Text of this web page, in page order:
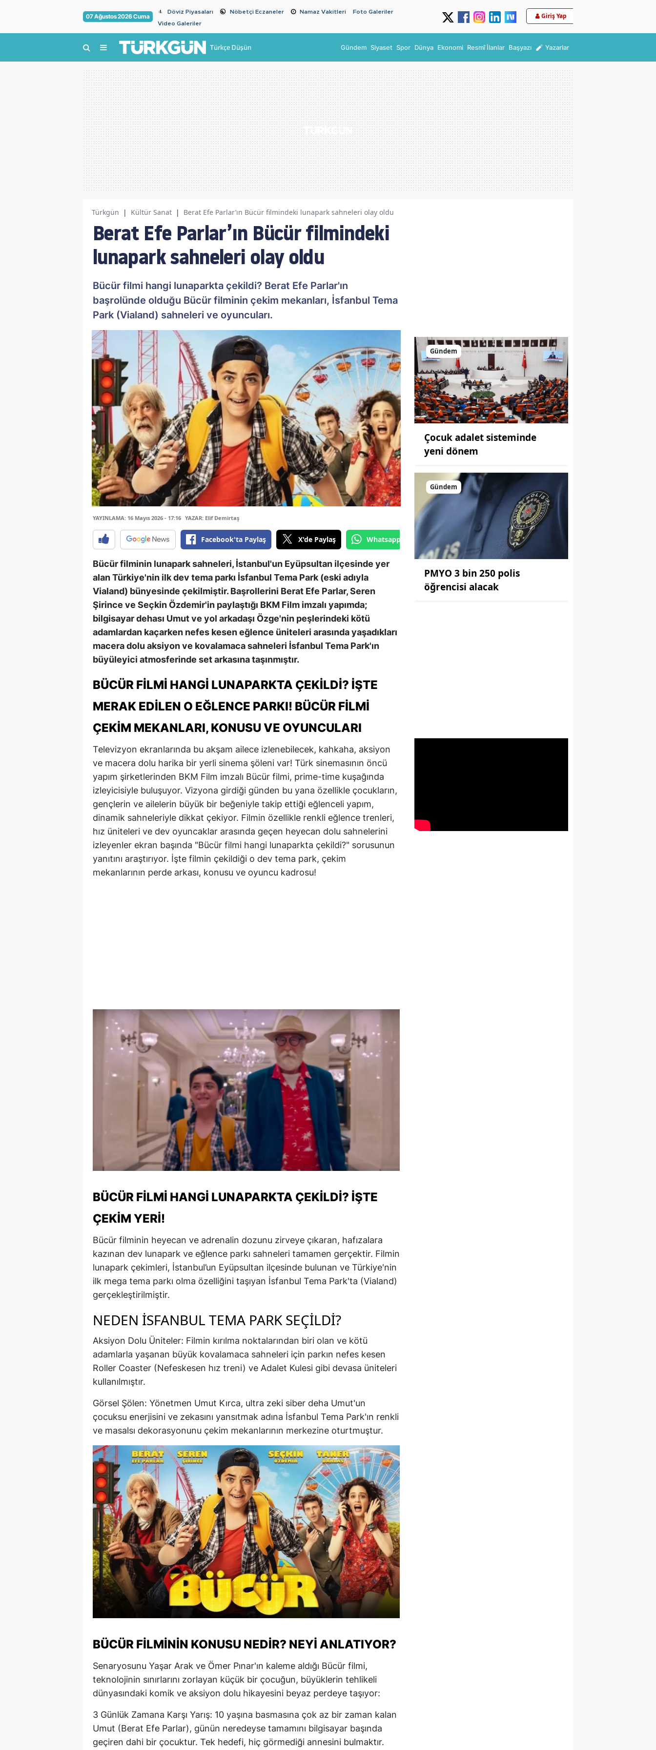
07 Ağustos 2026 Cuma
Döviz Piyasaları Nöbetçi Eczaneler Namaz Vakitleri
Foto Galeriler
Video Galeriler
Giriş Yap
Türkçe Düşün Gündem Siyaset Spor Dünya Ekonomi Resmî İlanlar Başyazı Yazarlar
Türkgün | Kültür Sanat | Berat Efe Parlar’ın Bücür filmindeki lunapark sahneleri olay oldu
Berat Efe Parlar’ın Bücür filmindeki
lunapark sahneleri olay oldu
Bücür filmi hangi lunaparkta çekildi? Berat Efe Parlar'ın
başrolünde olduğu Bücür filminin çekim mekanları, İsfanbul Tema
Park (Vialand) sahneleri ve oyuncuları.
YAYINLAMA: 16 Mayıs 2026 - 17:16 YAZAR: Elif Demirtaş
Facebook'ta Paylaş X'de Paylaş Whatsapp'tan Gönder
Bücür filminin lunapark sahneleri, İstanbul'un Eyüpsultan ilçesinde yer
alan Türkiye'nin ilk dev tema parkı İsfanbul Tema Park (eski adıyla
Vialand) bünyesinde çekilmiştir. Başrollerini Berat Efe Parlar, Seren
Şirince ve Seçkin Özdemir'in paylaştığı BKM Film imzalı yapımda;
bilgisayar dehası Umut ve yol arkadaşı Özge'nin peşlerindeki kötü
adamlardan kaçarken nefes kesen eğlence üniteleri arasında yaşadıkları
macera dolu aksiyon ve kovalamaca sahneleri İsfanbul Tema Park'ın
büyüleyici atmosferinde set arkasına taşınmıştır.
BÜCÜR FİLMİ HANGİ LUNAPARKTA ÇEKİLDİ? İŞTE
MERAK EDILEN O EĞLENCE PARKI! BÜCÜR FILMI
ÇEKIM MEKANLARI, KONUSU VE OYUNCULARI
Televizyon ekranlarında bu akşam ailece izlenebilecek, kahkaha, aksiyon
ve macera dolu harika bir yerli sinema şöleni var! Türk sinemasının öncü
yapım şirketlerinden BKM Film imzalı Bücür filmi, prime-time kuşağında
izleyicisiyle buluşuyor. Vizyona girdiği günden bu yana özellikle çocukların,
gençlerin ve ailelerin büyük bir beğeniyle takip ettiği eğlenceli yapım,
dinamik sahneleriyle dikkat çekiyor. Filmin özellikle renkli eğlence trenleri,
hız üniteleri ve dev oyuncaklar arasında geçen heyecan dolu sahnelerini
izleyenler ekran başında "Bücür filmi hangi lunaparkta çekildi?" sorusunun
yanıtını araştırıyor. İşte filmin çekildiği o dev tema park, çekim
mekanlarının perde arkası, konusu ve oyuncu kadrosu!
BÜCÜR FILMI HANGI LUNAPARKTA ÇEKILDI? İŞTE
ÇEKIM YERI!
Bücür filminin heyecan ve adrenalin dozunu zirveye çıkaran, hafızalara
kazınan dev lunapark ve eğlence parkı sahneleri tamamen gerçektir. Filmin
lunapark çekimleri, İstanbul’un Eyüpsultan ilçesinde bulunan ve Türkiye'nin
ilk mega tema parkı olma özelliğini taşıyan İsfanbul Tema Park'ta (Vialand)
gerçekleştirilmiştir.
NEDEN İSFANBUL TEMA PARK SEÇILDI?
Aksiyon Dolu Üniteler: Filmin kırılma noktalarından biri olan ve kötü
adamlarla yaşanan büyük kovalamaca sahneleri için parkın nefes kesen
Roller Coaster (Nefeskesen hız treni) ve Adalet Kulesi gibi devasa üniteleri
kullanılmıştır.
Görsel Şölen: Yönetmen Umut Kırca, ultra zeki siber deha Umut'un
çocuksu enerjisini ve zekasını yansıtmak adına İsfanbul Tema Park'ın renkli
ve masalsı dekorasyonunu çekim mekanlarının merkezine oturtmuştur.
BÜCÜR FILMININ KONUSU NEDIR? NEYI ANLATIYOR?
Senaryosunu Yaşar Arak ve Ömer Pınar'ın kaleme aldığı Bücür filmi,
teknolojinin sınırlarını zorlayan küçük bir çocuğun, büyüklerin tehlikeli
dünyasındaki komik ve aksiyon dolu hikayesini beyaz perdeye taşıyor:
3 Günlük Zamana Karşı Yarış: 10 yaşına basmasına çok az bir zaman kalan
Umut (Berat Efe Parlar), günün neredeyse tamamını bilgisayar başında
geçiren dahi bir çocuktur. Tek hedefi, hiç görmediği annesini bulmaktır.
Gündem
Çocuk adalet sisteminde
yeni dönem
Gündem
PMYO 3 bin 250 polis
öğrencisi alacak